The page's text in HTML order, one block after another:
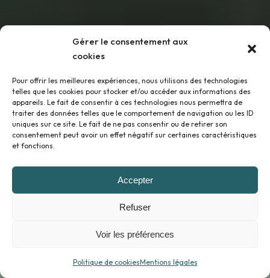
Gérer le consentement aux
cookies
Pour offrir les meilleures expériences, nous utilisons des technologies
telles que les cookies pour stocker et/ou accéder aux informations des
appareils. Le fait de consentir à ces technologies nous permettra de
traiter des données telles que le comportement de navigation ou les ID
uniques sur ce site. Le fait de ne pas consentir ou de retirer son
consentement peut avoir un effet négatif sur certaines caractéristiques
et fonctions.
Accepter
Refuser
Voir les préférences
Politique de cookiesMentions légales